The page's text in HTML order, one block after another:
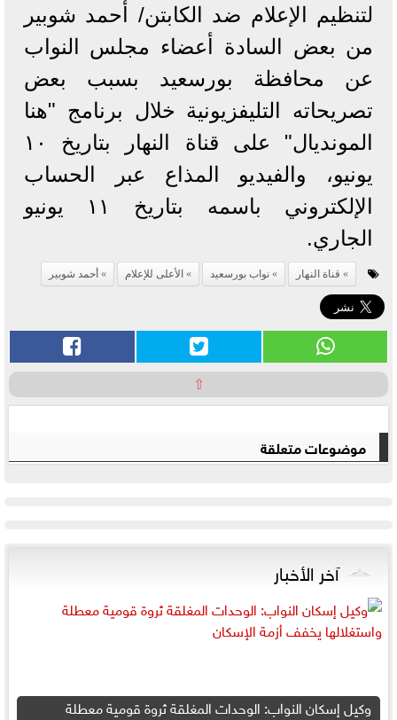
لتنظيم الإعلام ضد الكابتن/ أحمد شوبير
من بعض السادة أعضاء مجلس النواب
عن محافظة بورسعيد بسبب بعض
تصريحاته التليفزيونية خلال برنامج "هنا
المونديال" على قناة النهار بتاريخ ١٠
يونيو، والفيديو المذاع عبر الحساب
الإلكتروني باسمه بتاريخ ١١ يونيو
الجاري.
قناة النهار نواب بورسعيد الأعلى للإعلام أحمد شوبير
⇧
موضوعات متعلقة
آخر الأخبار
وكيل إسكان النواب: الوحدات المغلقة ثروة قومية معطلة